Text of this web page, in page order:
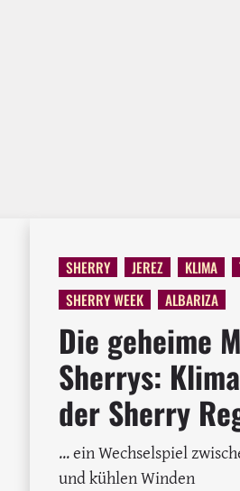
SHERRY JEREZ KLIMA
SHERRY WEEK
ALBARIZA
Die geheime
Sherrys:
der Sherry
... ein Wechselspiel
und kühlen Winden